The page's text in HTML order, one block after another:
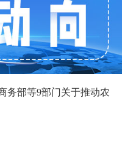
务部等9部门关于推动农